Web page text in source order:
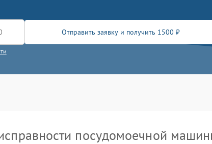
Отправить заявку и получить 1500 ₽
посудомоечной